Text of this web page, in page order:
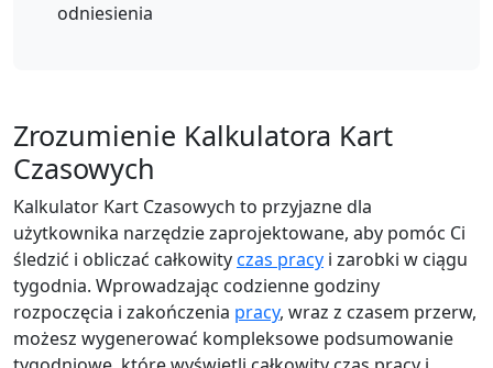
odniesienia
Zrozumienie Kalkulatora Kart
Czasowych
Kalkulator Kart Czasowych to przyjazne dla
użytkownika narzędzie zaprojektowane, aby pomóc Ci
śledzić i obliczać całkowityczas pracy i zarobki w ciągu
tygodnia. Wprowadzając codzienne godziny
rozpoczęcia i zakończenia pracy, wraz z czasem przerw,
możesz wygenerować kompleksowe podsumowanie